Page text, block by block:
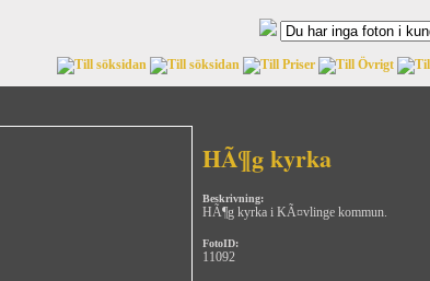
HÃ¶g kyrka
Beskrivning:
HÃ¶g kyrka i KÃ¤vlinge kommun.
FotoID:
11092